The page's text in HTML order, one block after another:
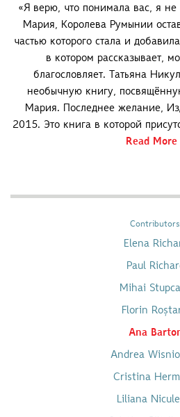
«Я верю, что понимала вас, я
Мария, Королева Румынии
частью которого стала и
в котором рассказывает,
благословляет. Татьяна
необычную книгу,
Мария. Последнее желание,
2015. Это книга в которой
Read More
Contributors:
Elena
Paul
Mihai
Florin
Ana
Andrea
Cristina
Liliana